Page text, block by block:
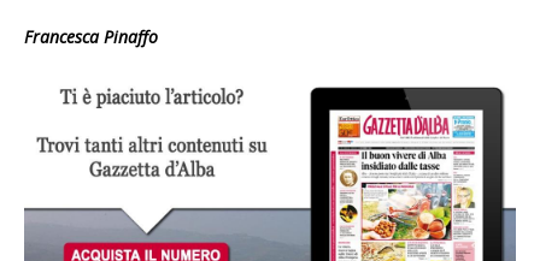
Francesca Pinaffo